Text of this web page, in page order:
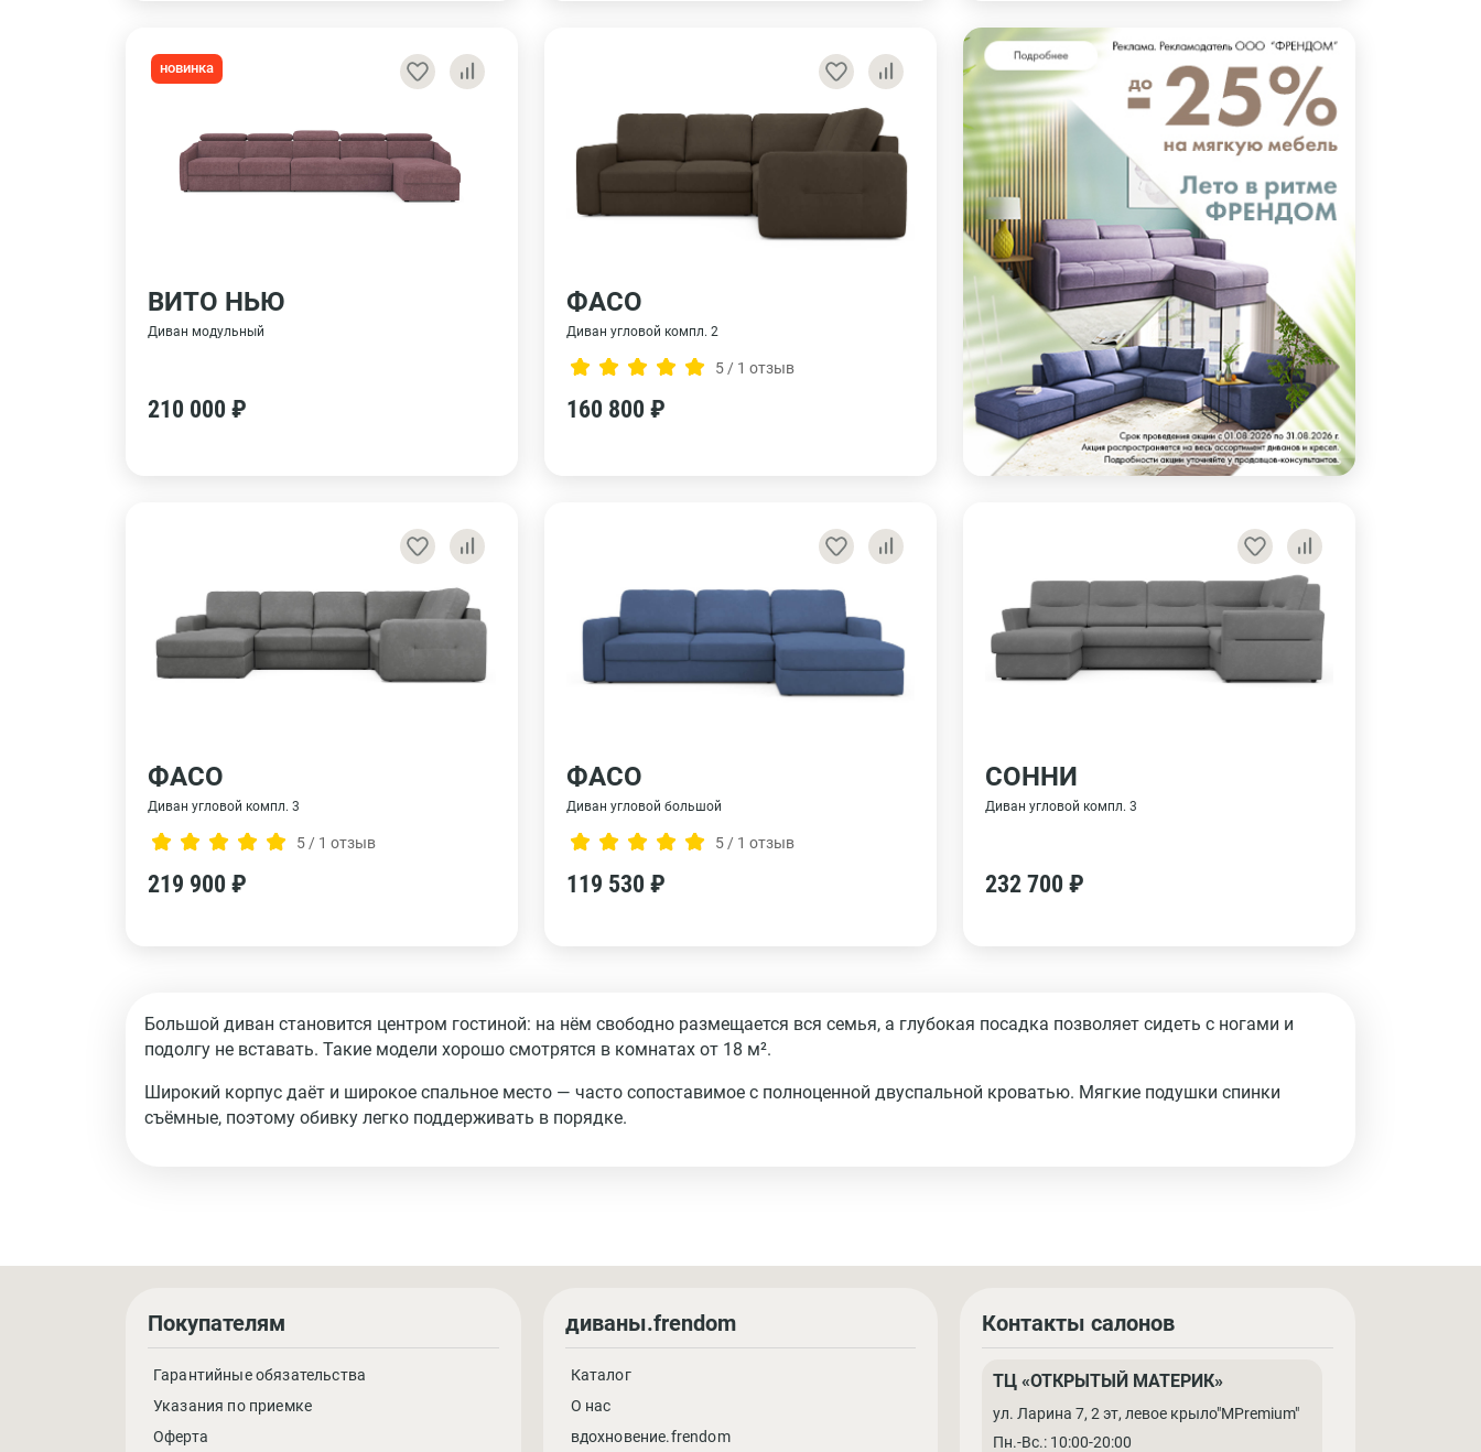
новинка
ВИТО НЬЮ
Диван модульный
210 000 ₽
ФАСО
Диван угловой компл. 2
5 / 1 отзыв
160 800 ₽
ФАСО
Диван угловой компл. 3
5 / 1 отзыв
219 900 ₽
ФАСО
Диван угловой большой
5 / 1 отзыв
119 530 ₽
СОННИ
Диван угловой компл. 3
232 700 ₽
Большой диван становится центром гостиной: на нём свободно размещается вся семья, а глубокая посадка позволяет сидеть с ногами и
подолгу не вставать. Такие модели хорошо смотрятся в комнатах от 18 м².
Широкий корпус даёт и широкое спальное место — часто сопоставимое с полноценной двуспальной кроватью. Мягкие подушки спинки
съёмные, поэтому обивку легко поддерживать в порядке.
Покупателям
Гарантийные обязательства
Указания по приемке
Оферта
диваны.frendom
Каталог
О нас
вдохновение.frendom
Контакты салонов
ТЦ «ОТКРЫТЫЙ МАТЕРИК»
ул. Ларина 7, 2 эт, левое крыло"MPremium"
Пн.-Вс.: 10:00-20:00